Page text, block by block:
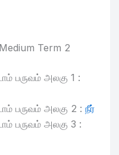
Term 2
பருவம் அலகு 1 :
பருவம் அலகு 2 :நீர்
பருவம் அலகு 3 :